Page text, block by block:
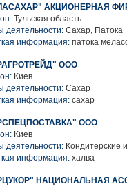
АКЦИОНЕРНАЯ
Тульская область
деятельности: Сахар, Патока
информация: патока
ООО
Киев
деятельности: Сахар
информация: сахар
ООО
Киев
деятельности: Кондитерские
информация: халва
НАЦИОНАЛЬНАЯ